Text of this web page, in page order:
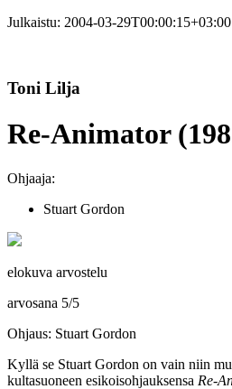
Julkaistu: 2004-03-29T00:00:15+03:00
Toni Lilja
Re-Animator
Ohjaaja:
Stuart Gordon
elokuva arvostelu
arvosana 5/5
Ohjaus: Stuart Gordon
Kyllä se Stuart Gordon on vain niin
kultasuoneen esikoisohjauksensa